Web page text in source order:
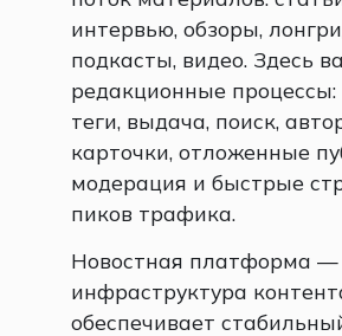
интервью, обзоры,
подкасты, видео. Здесь
редакционные процессы:
теги, выдача, поиск,
карточки, отложенные
модерация и быстрые
пиков трафика.
Новостная платформа —
инфраструктура
обеспечивает